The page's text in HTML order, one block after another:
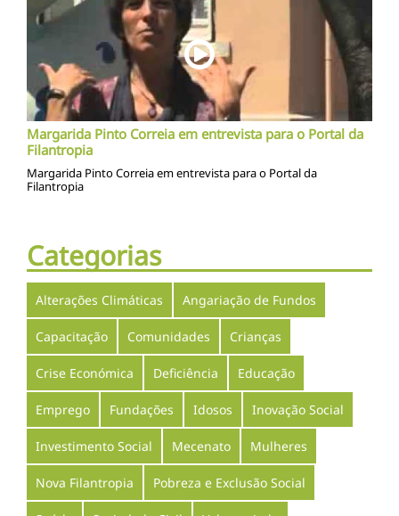
Margarida Pinto Correia em entrevista para o Portal da
Filantropia
Margarida Pinto Correia em entrevista para o Portal da
Filantropia
Categorias
Alterações Climáticas Angariação de Fundos
Capacitação Comunidades Crianças
Crise Económica Deficiência Educação
Emprego Fundações Idosos Inovação Social
Investimento Social Mecenato Mulheres
Nova Filantropia Pobreza e Exclusão Social